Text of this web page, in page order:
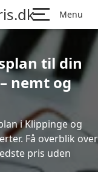
Menu
til din
nemt og
i Klippinge og
Få overblik over
pris uden